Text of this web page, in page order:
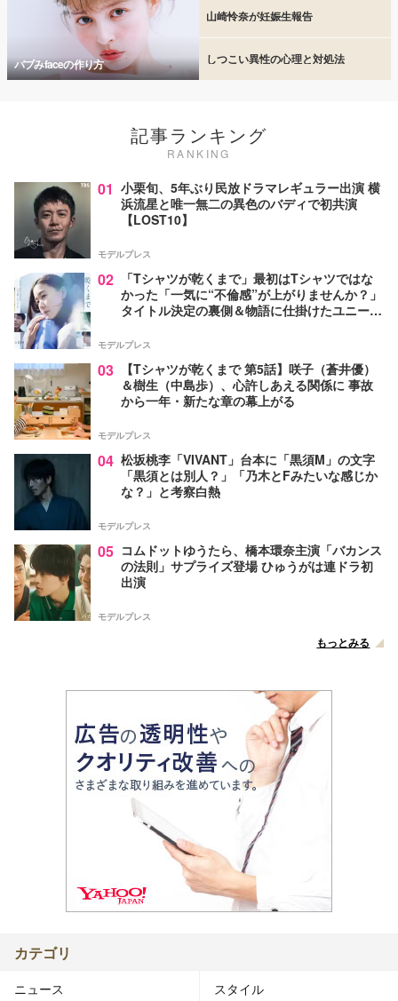
バブみfaceの作り方
山崎怜奈が妊娠生報告
しつこい異性の心理と対処法
記事ランキング
RANKING
01 小栗旬、5年ぶり民放ドラマレギュラー出演 横
浜流星と唯一無二の異色のバディで初共演
【LOST10】
モデルプレス
02
「Tシャツが乾くまで」最初はTシャツではな
かった「一気に“不倫感”が上がりませんか？」
タイトル決定の裏側＆物語に仕掛けたユニーク
モデルプレス
03
【Tシャツが乾くまで 第5話】咲子（蒼井優）
＆樹生（中島歩）、心許しあえる関係に 事故
から一年・新たな章の幕上がる
モデルプレス
04 松坂桃李「VIVANT」台本に「黒須M」の文字
「黒須とは別人？」「乃木とFみたいな感じか
な？」と考察白熱
モデルプレス
05 コムドットゆうたら、橋本環奈主演「バカンス
の法則」サプライズ登場 ひゅうがは連ドラ初
出演
モデルプレス
もっとみる
カテゴリ
ニュース スタイル